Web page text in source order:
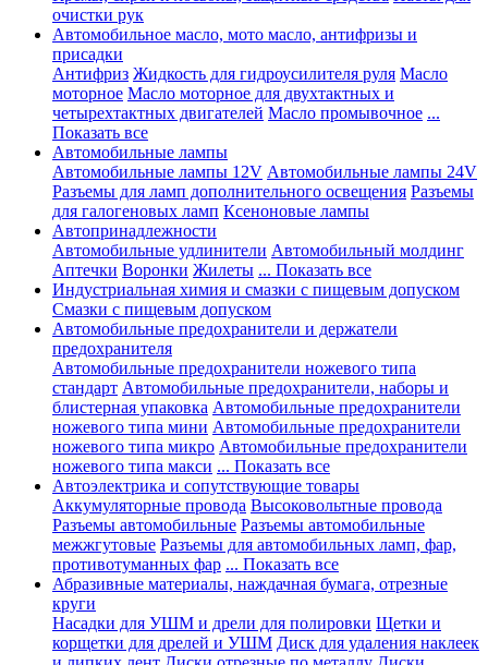
очистки рук
Автомобильное масло, мото масло, антифризы и
присадки
Антифриз Жидкость для гидроусилителя руля Масло
моторное Масло моторное для двухтактных и
четырехтактных двигателей Масло промывочное ...
Показать все
Автомобильные лампы
Автомобильные лампы 12V Автомобильные лампы 24V
Разъемы для ламп дополнительного освещения Разъемы
для галогеновых ламп Ксеноновые лампы
Автопринадлежности
Автомобильные удлинители Автомобильный молдинг
Аптечки Воронки Жилеты ... Показать все
Индустриальная химия и смазки с пищевым допуском
Смазки с пищевым допуском
Автомобильные предохранители и держатели
предохранителя
Автомобильные предохранители ножевого типа
стандарт Автомобильные предохранители, наборы и
блистерная упаковка Автомобильные предохранители
ножевого типа мини Автомобильные предохранители
ножевого типа микро Автомобильные предохранители
ножевого типа макси ... Показать все
Автоэлектрика и сопутствующие товары
Аккумуляторные провода Высоковольтные провода
Разъемы автомобильные Разъемы автомобильные
межжгутовые Разъемы для автомобильных ламп, фар,
противотуманных фар ... Показать все
Абразивные материалы, наждачная бумага, отрезные
круги
Насадки для УШМ и дрели для полировки Щетки и
корщетки для дрелей и УШМ Диск для удаления наклеек